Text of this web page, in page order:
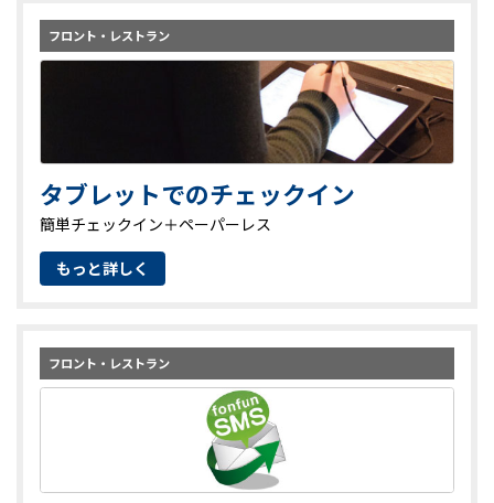
フロント・レストラン
タブレットでのチェックイン
簡単チェックイン＋ペーパーレス
もっと詳しく
フロント・レストラン